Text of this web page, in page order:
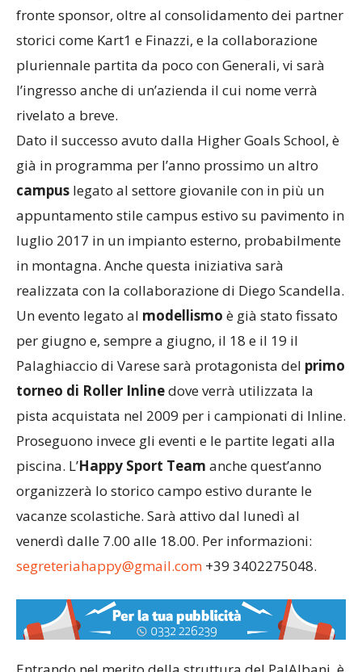
fronte sponsor, oltre al consolidamento dei partner
storici come Kart1 e Finazzi, e la collaborazione
pluriennale partita da poco con Generali, vi sarà
l’ingresso anche di un’azienda il cui nome verrà
rivelato a breve.
Dato il successo avuto dalla Higher Goals School, è
già in programma per l’anno prossimo un altro
campus legato al settore giovanile con in più un
appuntamento stile campus estivo su pavimento in
luglio 2017 in un impianto esterno, probabilmente
in montagna. Anche questa iniziativa sarà
realizzata con la collaborazione di Diego Scandella.
Un evento legato al modellismo è già stato fissato
per giugno e, sempre a giugno, il 18 e il 19 il
Palaghiaccio di Varese sarà protagonista del primo
torneo di Roller Inlinedove verrà utilizzata la
pista acquistata nel 2009 per i campionati di Inline.
Proseguono invece gli eventi e le partite legati alla
piscina. L’Happy Sport Team anche quest’anno
organizzerà lo storico campo estivo durante le
vacanze scolastiche. Sarà attivo dal lunedì al
venerdì dalle 7.00 alle 18.00. Per informazioni:
segreteriahappy@gmail.com +39 3402275048.